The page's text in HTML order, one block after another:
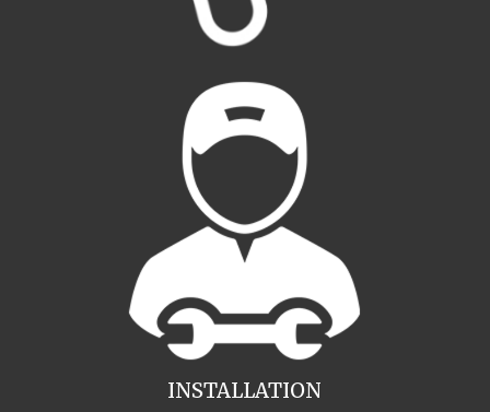
INSTALLATION